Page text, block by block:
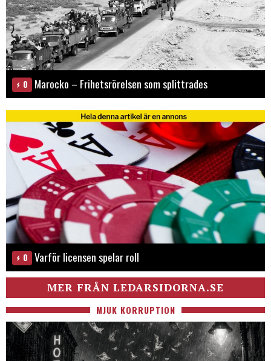
0 Marocko – Frihetsrörelsen som splittrades
0 Varför licensen spelar roll
MER FRÅN LEDARSIDORNA.SE
MJUK KORRUPTION